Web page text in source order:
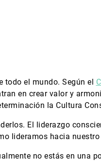
todo el mundo. Según el
en crear valor y
la Cultura
El liderazgo
lideramos hacia
no estás en una